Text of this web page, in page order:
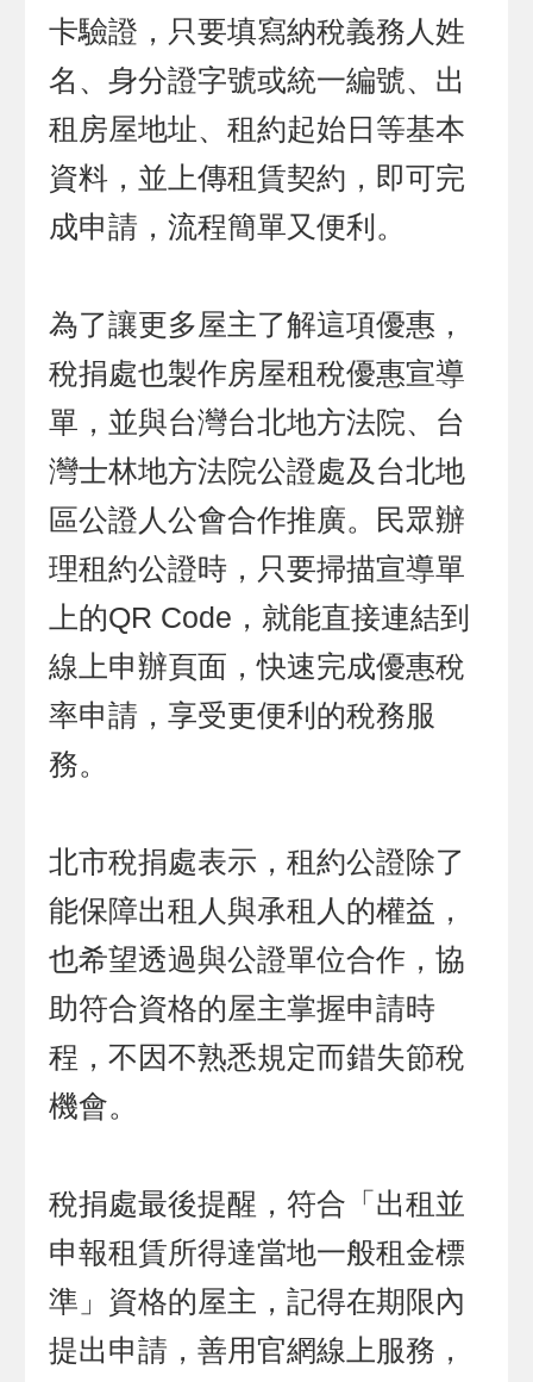
卡驗證，只要填寫納稅義務人姓
名、身分證字號或統一編號、出
租房屋地址、租約起始日等基本
資料，並上傳租賃契約，即可完
成申請，流程簡單又便利。
為了讓更多屋主了解這項優惠，
稅捐處也製作房屋租稅優惠宣導
單，並與台灣台北地方法院、台
灣士林地方法院公證處及台北地
區公證人公會合作推廣。民眾辦
理租約公證時，只要掃描宣導單
上的QR Code，就能直接連結到
線上申辦頁面，快速完成優惠稅
率申請，享受更便利的稅務服
務。
北市稅捐處表示，租約公證除了
能保障出租人與承租人的權益，
也希望透過與公證單位合作，協
助符合資格的屋主掌握申請時
程，不因不熟悉規定而錯失節稅
機會。
稅捐處最後提醒，符合「出租並
申報租賃所得達當地一般租金標
準」資格的屋主，記得在期限內
提出申請，善用官網線上服務，